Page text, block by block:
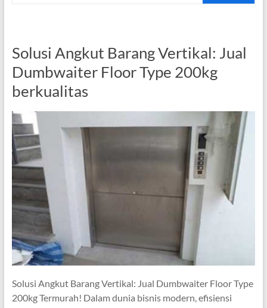
Solusi Angkut Barang Vertikal: Jual
Dumbwaiter Floor Type 200kg
berkualitas
Solusi Angkut Barang Vertikal: Jual Dumbwaiter Floor Type
200kg Termurah! Dalam dunia bisnis modern, efisiensi